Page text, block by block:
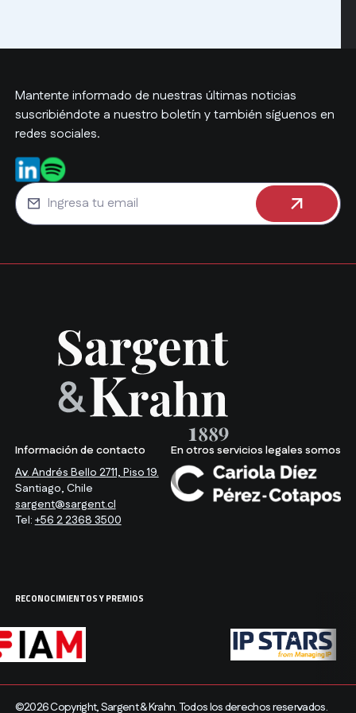
Mantente informado de nuestras últimas noticias
suscribiéndote a nuestro boletín y también síguenos en
redes sociales.
Información de contacto
Av. Andrés Bello 2711, Piso 19.
Santiago, Chile
sargent@sargent.cl
Tel:+56 2 2368 3500
En otros servicios legales somos
RECONOCIMIENTOS Y PREMIOS
©2026 Copyright, Sargent & Krahn. Todos los derechos reservados.